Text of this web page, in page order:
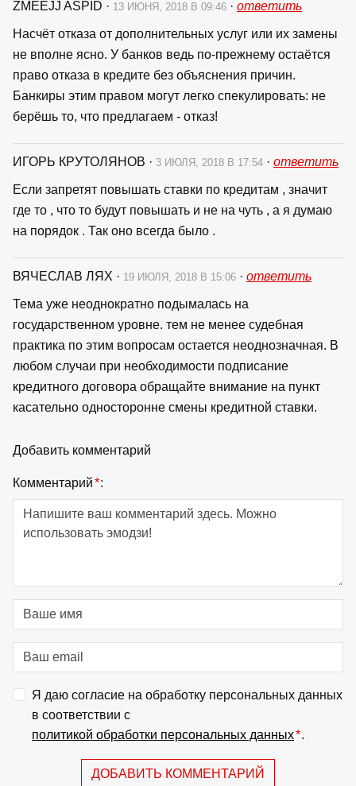
ZMEEJJ ASPID · 13 ИЮНЯ, 2018 В 09:46 · ответить
Насчёт отказа от дополнительных услуг или их замены
не вполне ясно. У банков ведь по-прежнему остаётся
право отказа в кредите без объяснения причин.
Банкиры этим правом могут легко спекулировать: не
берёшь то, что предлагаем - отказ!
ИГОРЬ КРУТОЛЯНОВ · 3 ИЮЛЯ, 2018 В 17:54 · ответить
Если запретят повышать ставки по кредитам , значит
где то , что то будут повышать и не на чуть , а я думаю
на порядок . Так оно всегда было .
ВЯЧЕСЛАВ ЛЯХ · 19 ИЮЛЯ, 2018 В 15:06 · ответить
Тема уже неоднократно подымалась на
государственном уровне. тем не менее судебная
практика по этим вопросам остается неоднозначная. В
любом случаи при необходимости подписание
кредитного договора обращайте внимание на пункт
касательно односторонне смены кредитной ставки.
Добавить комментарий
Комментарий*:
Я даю согласие на обработку персональных данных
в соответствии с
политикой обработки персональных данных*.
ДОБАВИТЬ КОММЕНТАРИЙ